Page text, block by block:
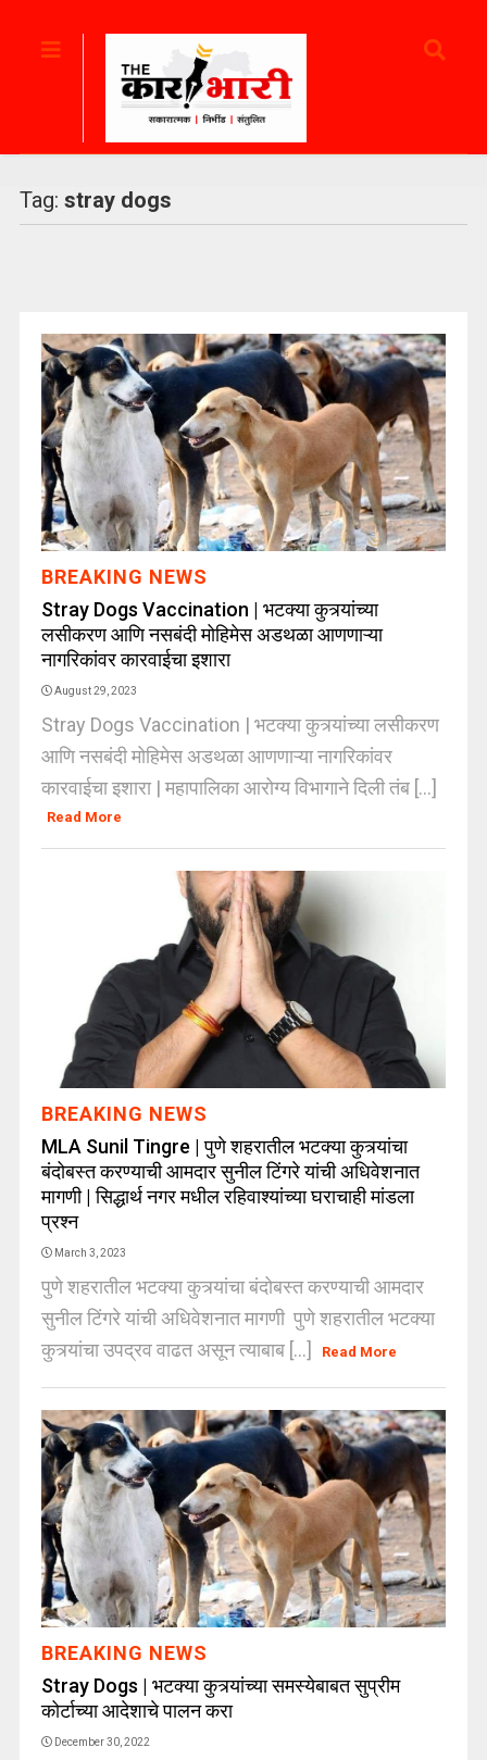
Tag: stray dogs
BREAKING NEWS
Stray Dogs Vaccination | भटक्या कुत्र्यांच्या
लसीकरण आणि नसबंदी मोहिमेस अडथळा आणणाऱ्या
नागरिकांवर कारवाईचा इशारा
August 29, 2023
Stray Dogs Vaccination | भटक्या कुत्र्यांच्या लसीकरण
आणि नसबंदी मोहिमेस अडथळा आणणाऱ्या नागरिकांवर
कारवाईचा इशारा | महापालिका आरोग्य विभागाने दिली तंब [...]
Read More
BREAKING NEWS
MLA Sunil Tingre | पुणे शहरातील भटक्या कुत्र्यांचा
बंदोबस्त करण्याची आमदार सुनील टिंगरे यांची अधिवेशनात
मागणी | सिद्धार्थ नगर मधील रहिवाश्यांच्या घराचाही मांडला
प्रश्न
March 3, 2023
पुणे शहरातील भटक्या कुत्र्यांचा बंदोबस्त करण्याची आमदार
सुनील टिंगरे यांची अधिवेशनात मागणी पुणे शहरातील भटक्या
कुत्र्यांचा उपद्रव वाढत असून त्याबाब [...]
Read More
BREAKING NEWS
Stray Dogs | भटक्या कुत्र्यांच्या समस्येबाबत सुप्रीम
कोर्टाच्या आदेशाचे पालन करा
December 30, 2022